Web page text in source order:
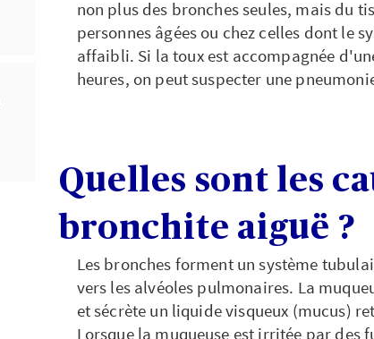
non plus des bronches seules, mais du
personnes âgées ou chez celles dont le
affaibli. Si la toux est accompagnée
heures, on peut suspecter une
Quelles sont les
bronchite aiguë ?
Les bronches forment un système
vers les alvéoles pulmonaires. La
et sécrète un liquide visqueux (mucus)
Lorsque la muqueuse est irritée par des